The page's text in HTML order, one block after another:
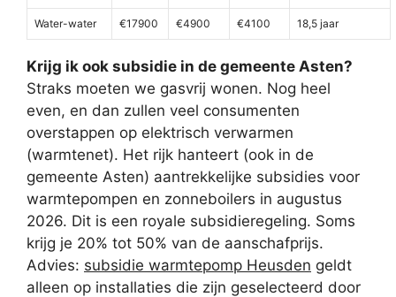
Water-water €17900 €4900 €4100 18,5 jaar
Krijg ik ook subsidie in de gemeente Asten?
Straks moeten we gasvrij wonen. Nog heel
even, en dan zullen veel consumenten
overstappen op elektrisch verwarmen
(warmtenet). Het rijk hanteert (ook in de
gemeente Asten) aantrekkelijke subsidies voor
warmtepompen en zonneboilers in augustus
2026. Dit is een royale subsidieregeling. Soms
krijg je 20% tot 50% van de aanschafprijs.
Advies: subsidie warmtepomp Heusden geldt
alleen op installaties die zijn geselecteerd door